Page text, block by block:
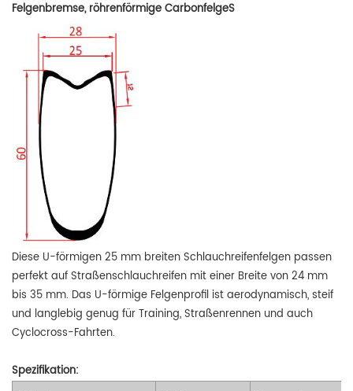
Felgenbremse, röhrenförmige CarbonfelgeS
Diese U-förmigen 25 mm breiten Schlauchreifenfelgen passen
perfekt auf Straßenschlauchreifen mit einer Breite von 24 mm
bis 35 mm. Das U-förmige Felgenprofil ist aerodynamisch, steif
und langlebig genug für Training, Straßenrennen und auch
Cyclocross-Fahrten.
Spezifikation: